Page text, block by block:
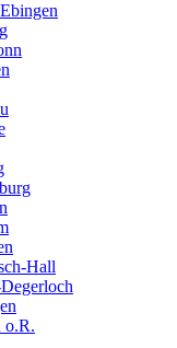
Hall
o.R.